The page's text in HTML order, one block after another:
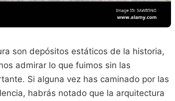
son depósitos estáticos de la historia,
admirar lo que fuimos sin las
Si alguna vez has caminado por las
habrás notado que la arquitectura